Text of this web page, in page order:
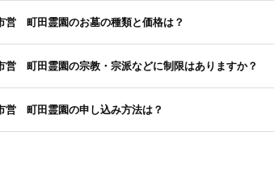
営 町田霊園のお墓の種類と価格は？
営 町田霊園の宗教・宗派などに制限はありますか？
営 町田霊園の申し込み方法は？